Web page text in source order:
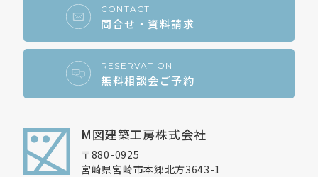
CONTACT
問合せ・資料請求
RESERVATION
無料相談会ご予約
M図建築工房株式会社
〒880-0925
宮崎県宮崎市本郷北方3643-1